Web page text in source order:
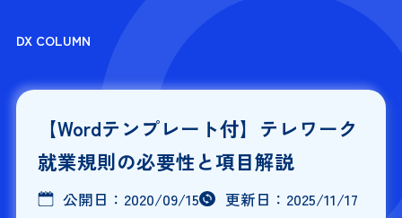
DX COLUMN
【Wordテンプレート付】テレワーク
就業規則の必要性と項目解説
公開日： 2020/09/15 更新日： 2025/11/17